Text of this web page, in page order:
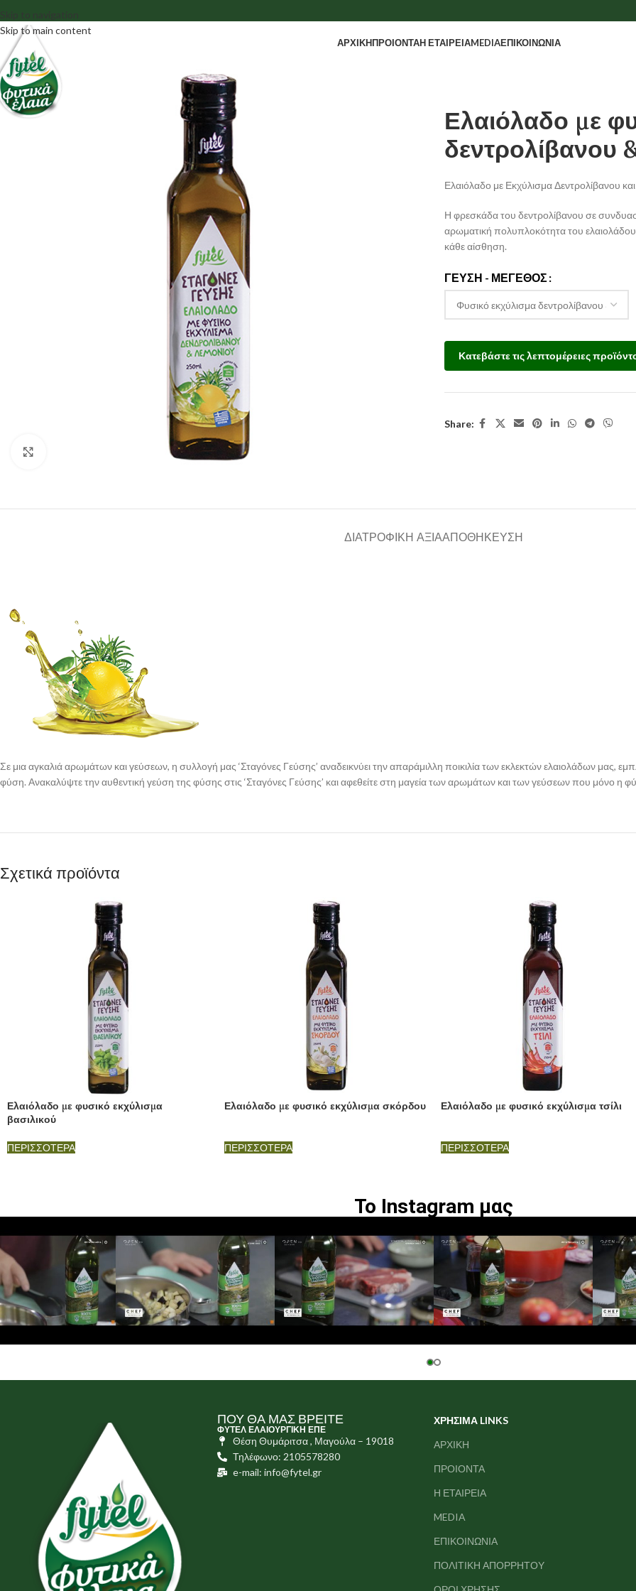
Skip to main content
ΑΡΧΙΚΗΠΡΟΙΟΝΤΑΗ ΕΤΑΙΡΕΙΑMEDIAΕΠΙΚΟΙΝΩΝΙΑ
Ελαιόλαδο με
δεντρολίβανου
Ελαιόλαδο με Εκχύλισμα Δεντρολίβανου
Η φρεσκάδα του δεντρολίβανου σε
αρωματική πολυπλοκότητα του
κάθε αίσθηση.
ΓΕΎΣΗ - ΜΈΓΕΘΟΣ
Κατεβάστε τις λεπτομέρειες
Share:
ΔΙΑΤΡΟΦΙΚΗ ΑΞΙΑΑΠΟΘΗΚΕΥΣΗ
Σε μια αγκαλιά αρωμάτων και γεύσεων, η συλλογή μας ‘Σταγόνες Γεύσης’ αναδεικνύει την απαράμιλλη ποικιλία των εκλεκτών ελαιολάδων μας,
φύση. Ανακαλύψτε την αυθεντική γεύση της φύσης στις ‘Σταγόνες Γεύσης’ και αφεθείτε στη μαγεία των αρωμάτων και των γεύσεων που μόνο η
Σχετικά προϊόντα
Ελαιόλαδο με φυσικό εκχύλισμα
βασιλικού
ΠΕΡΙΣΣΟΤΕΡΑ
Ελαιόλαδο με φυσικό εκχύλισμα σκόρδου
ΠΕΡΙΣΣΟΤΕΡΑ
Ελαιόλαδο με φυσικό εκχύλισμα τσίλι
ΠΕΡΙΣΣΟΤΕΡΑ
Το Instagram μας
ΠΟΥ ΘΑ ΜΑΣ ΒΡΕΙΤΕ
ΦΥΤΕΛ ΕΛΑΙΟΥΡΓΙΚΗ ΕΠΕ
Θέση Θυμάριτσα , Μαγούλα – 19018
Τηλέφωνο: 2105578280
e-mail: info@fytel.gr
ΧΡΗΣΙΜΑ LINKS
ΑΡΧΙΚΗ
ΠΡΟΙΟΝΤΑ
Η ΕΤΑΙΡΕΙΑ
MEDIA
ΕΠΙΚΟΙΝΩΝΙΑ
ΠΟΛΙΤΙΚΗ ΑΠΟΡΡΗΤΟΥ